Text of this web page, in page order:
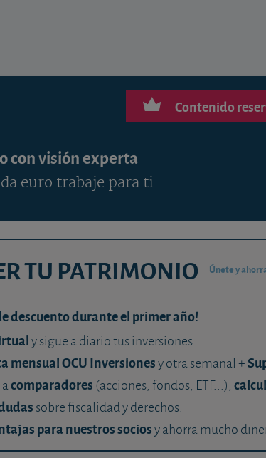
Contenido
con visión experta
euro trabaje para ti
TU PATRIMONIO Únete y
descuento durante el primer año!
y sigue a diario tus inversiones.
mensual OCU Inversionesy otra semanal +
comparadores (acciones, fondos, ETF...),
sobre fiscalidad y derechos.
para nuestros sociosy ahorra mucho